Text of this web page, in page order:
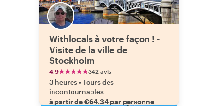
Withlocals à votre façon ! -
Visite de la ville de
Stockholm
4.9 342 avis
3 heures•Tours des
incontournables
à partir de €64.34 par personne